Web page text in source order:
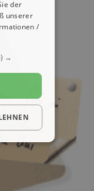
der
unserer
/
→